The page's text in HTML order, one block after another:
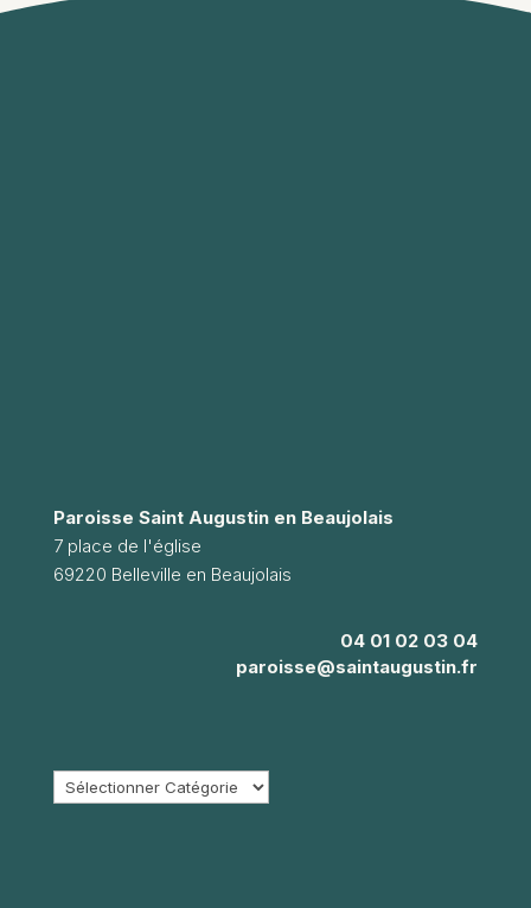
Paroisse Saint Augustin en Beaujolais
7 place de l'église
69220 Belleville en Beaujolais
04 01 02 03 04
paroisse@saintaugustin.fr
Catégories